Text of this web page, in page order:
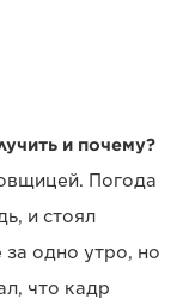
и почему?
Погода
и стоял
за одно утро, но
что кадр